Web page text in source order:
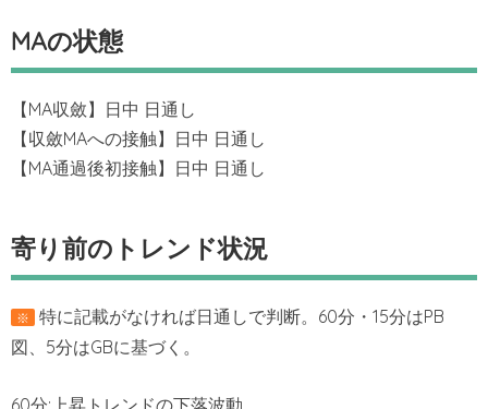
MAの状態
【MA収斂】日中 日通し
【収斂MAへの接触】日中 日通し
【MA通過後初接触】日中 日通し
寄り前のトレンド状況
※
特に記載がなければ日通しで判断。60分・15分はPB
図、5分はGBに基づく。
60分:上昇トレンドの下落波動